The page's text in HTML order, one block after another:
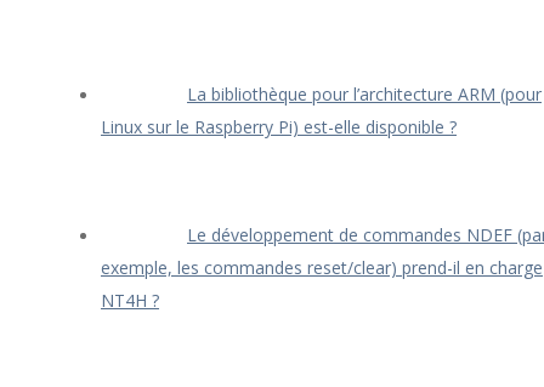
La bibliothèque pour l’architecture ARM (pour
Linux sur le Raspberry Pi) est-elle disponible ?
Le développement de commandes NDEF
exemple, les commandes reset/clear) prend-il en charge
NT4H ?